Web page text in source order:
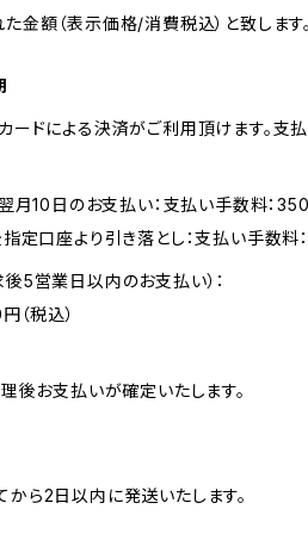
金額（表示価格/消費税込）と致します。
ードによる決済がご利用頂けます。
月10日のお支払い：支払い手数料：350
定口座より引き落とし：支払い手数料
5営業日以内のお支払い）：
（税込）
後お支払いが確定いたします。
ら2日以内に発送いたします。